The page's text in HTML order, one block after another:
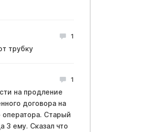
1
трубку
1
на продление
договора на
оператора. Старый
3 ему. Сказал что